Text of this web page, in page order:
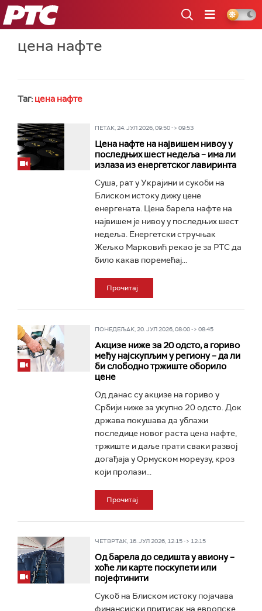
РТС
цена нафте
Таг: цена нафте
ПЕТАК, 24. ЈУЛ 2026, 09:50 -> 09:53
Цена нафте на највишем нивоу у
последњих шест недеља – има ли
излаза из енергетског лавиринта
Суша, рат у Украјини и сукоби на
Блиском истоку дижу цене
енергената. Цена барела нафте на
највишем је нивоу у последњих шест
недеља. Енергетски стручњак
Жељко Марковић рекао је за РТС да
било какав поремећај...
Прочитај
ПОНЕДЕЉАК, 20. ЈУЛ 2026, 08:00 -> 08:45
Акцизе ниже за 20 одсто, а гориво
међу најскупљим у региону – да ли
би слободно тржиште оборило
цене
Од данас су акцизе на гориво у
Србији ниже за укупно 20 одсто. Док
држава покушава да ублажи
последице новог раста цена нафте,
тржиште и даље прати сваки развој
догађаја у Ормуском мореузу, кроз
који пролази...
Прочитај
ЧЕТВРТАК, 16. ЈУЛ 2026, 12:15 -> 12:15
Од барела до седишта у авиону –
хоће ли карте поскупети или
појефтинити
Сукоб на Блиском истоку појачава
финансијски притисак на европске